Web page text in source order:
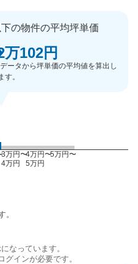
の物件の平均坪単価
万102円
ータから坪単価の平均値を算出し
す。
3万円〜
4万円
4万円〜
5万円
5万円〜
。
なっています。
インが必要です。